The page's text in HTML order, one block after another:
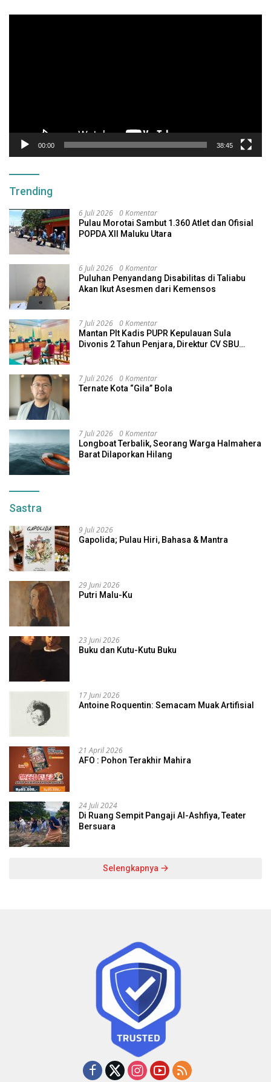
00:00 38:45
Trending
6 Juli 2026 0 Komentar
Pulau Morotai Sambut 1.360 Atlet dan Ofisial
POPDA XII Maluku Utara
6 Juli 2026 0 Komentar
Puluhan Penyandang Disabilitas di Taliabu
Akan Ikut Asesmen dari Kemensos
7 Juli 2026 0 Komentar
Mantan Plt Kadis PUPR Kepulauan Sula
Divonis 2 Tahun Penjara, Direktur CV SBU
7 Juli 2026 0 Komentar
Ternate Kota “Gila” Bola
7 Juli 2026 0 Komentar
Longboat Terbalik, Seorang Warga Halmahera
Barat Dilaporkan Hilang
Sastra
9 Juli 2026
Gapolida; Pulau Hiri, Bahasa & Mantra
29 Juni 2026
Putri Malu-Ku
23 Juni 2026
Buku dan Kutu-Kutu Buku
17 Juni 2026
Antoine Roquentin: Semacam Muak Artifisial
21 April 2026
AFO : Pohon Terakhir Mahira
24 Juli 2024
Di Ruang Sempit Pangaji Al-Ashfiya, Teater
Bersuara
Selengkapnya